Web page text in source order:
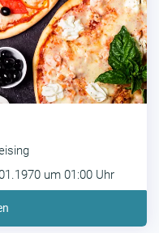
um 01:00 Uhr